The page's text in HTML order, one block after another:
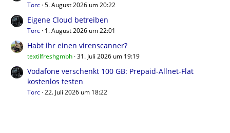
Torc 5. August 2026 um 20:22
Eigene Cloud betreiben
Torc 1. August 2026 um 22:01
Habt ihr einen virenscanner?
textilfreshgmbh 31. Juli 2026 um 19:19
Vodafone verschenkt 100 GB: Prepaid-Allnet-Flat
kostenlos testen
Torc 22. Juli 2026 um 18:22